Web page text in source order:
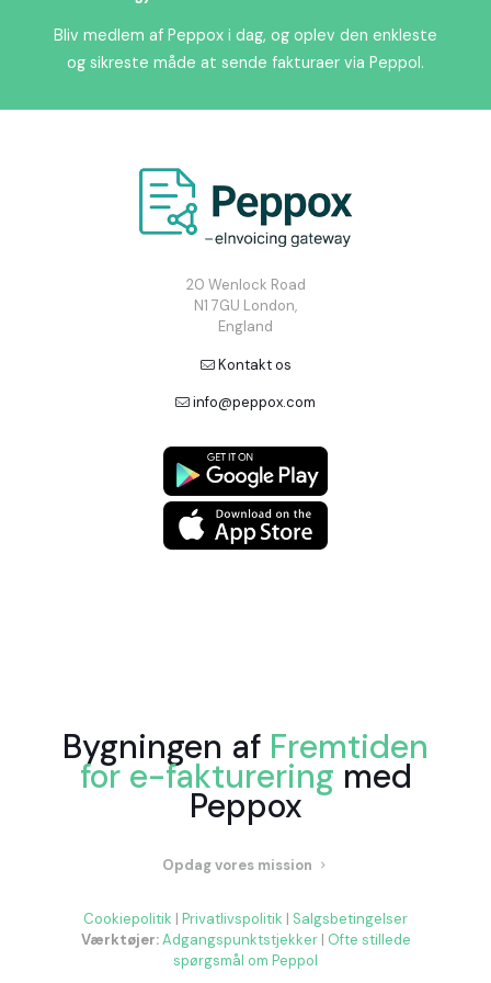
Bliv medlem af Peppox i dag, og oplev den enkleste
og sikreste måde at sende fakturaer via Peppol.
20 Wenlock Road
N1 7GU London,
England
Kontakt os
info@peppox.com
Bygningen af Fremtiden
for e-fakturering med
Peppox
Opdag vores mission
Cookiepolitik | Privatlivspolitik | Salgsbetingelser
Værktøjer:Adgangspunktstjekker| Ofte stillede
spørgsmål om Peppol